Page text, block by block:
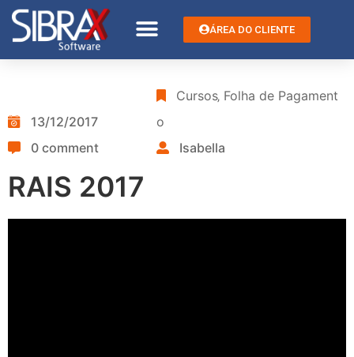
ÁREA DO CLIENTE
13/12/2017
Cursos‚ Folha de Pagament
o
0 comment
Isabella
RAIS 2017